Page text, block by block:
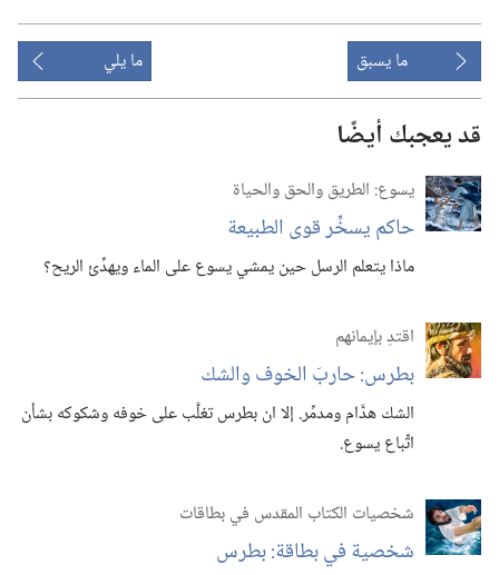
ما يسبق ما يلي
قد يعجبك أيضًا
يسوع:‏ الطريق والحق والحياة
حاكم يسخِّر قوى الطبيعة
ماذا يتعلم الرسل حين يمشي يسوع على الماء ويهدِّئ الريح؟‏
اقتدِ بإيمانهم
بطرس:‏ حاربَ الخوف والشك
الشك هدَّام ومدمِّر.‏ إلا ان بطرس تغلَّب على خوفه وشكوكه بشأن
اتِّباع يسوع.‏
شخصيات الكتاب المقدس في بطاقات
شخصية في بطاقة:‏ بطرس